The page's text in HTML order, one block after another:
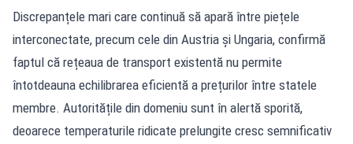
Discrepanțele mari care continuă să apară între piețele
interconectate, precum cele din Austria și Ungaria, confirmă
faptul că rețeaua de transport existentă nu permite
întotdeauna echilibrarea eficientă a prețurilor între statele
membre. Autoritățile din domeniu sunt în alertă sporită,
deoarece temperaturile ridicate prelungite cresc semnificativ